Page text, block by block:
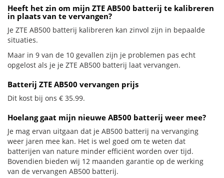
Heeft het zin om mijn ZTE AB500 batterij te kalibreren
in plaats van te vervangen?
Je ZTE AB500 batterij kalibreren kan zinvol zijn in bepaalde
situaties.
Maar in 9 van de 10 gevallen zijn je problemen pas echt
opgelost als je je ZTE AB500 batterij laat vervangen.
Batterij ZTE AB500 vervangen prijs
Dit kost bij ons € 35.99.
Hoelang gaat mijn nieuwe AB500 batterij weer mee?
Je mag ervan uitgaan dat je AB500 batterij na vervanging
weer jaren mee kan. Het is wel goed om te weten dat
batterijen van nature minder efficiënt worden over tijd.
Bovendien bieden wij 12 maanden garantie op de werking
van de vervangen AB500 batterij.